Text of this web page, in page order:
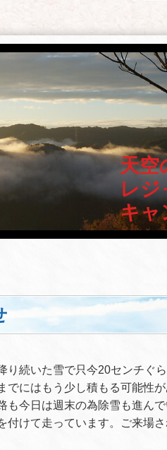
天空
レジ
キャ
り続いた雪で只今20センチぐ
でにはもう少し積もる可能性が
も今日は週末の為除雪も進ん
付けて走っています。ご来場